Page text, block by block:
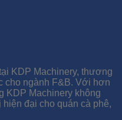
KDP Machinery, thương
cho ngành F&B. Với hơn
KDP Machinery không
đại cho quán cà phê,